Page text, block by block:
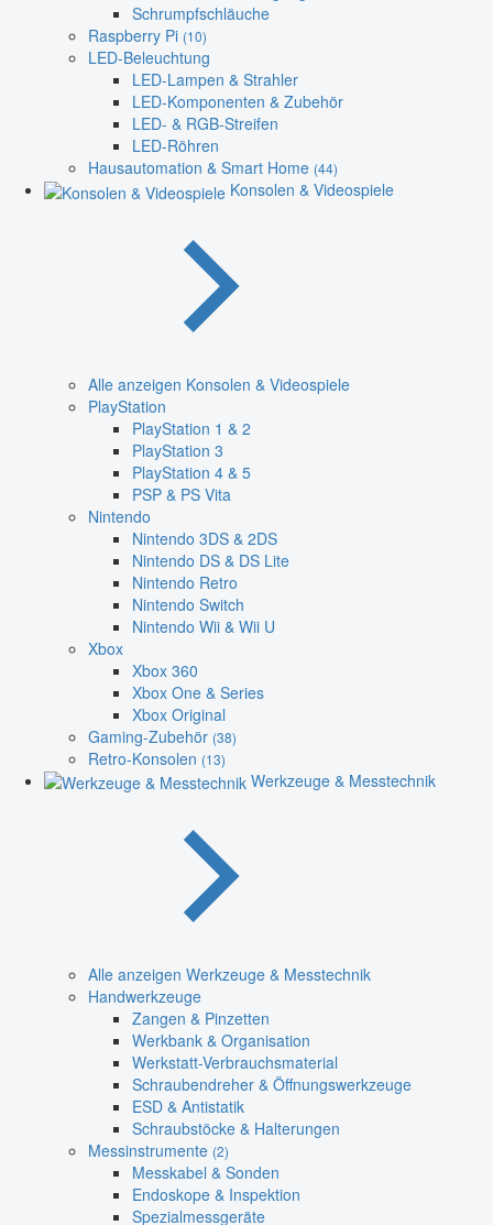
Schrumpfschläuche
Raspberry Pi (10)
LED-Beleuchtung
LED-Lampen & Strahler
LED-Komponenten & Zubehör
LED- & RGB-Streifen
LED-Röhren
Hausautomation & Smart Home (44)
Konsolen & Videospiele
Alle anzeigen Konsolen & Videospiele
PlayStation
PlayStation 1 & 2
PlayStation 3
PlayStation 4 & 5
PSP & PS Vita
Nintendo
Nintendo 3DS & 2DS
Nintendo DS & DS Lite
Nintendo Retro
Nintendo Switch
Nintendo Wii & Wii U
Xbox
Xbox 360
Xbox One & Series
Xbox Original
Gaming-Zubehör (38)
Retro-Konsolen (13)
Werkzeuge & Messtechnik
Alle anzeigen Werkzeuge & Messtechnik
Handwerkzeuge
Zangen & Pinzetten
Werkbank & Organisation
Werkstatt-Verbrauchsmaterial
Schraubendreher & Öffnungswerkzeuge
ESD & Antistatik
Schraubstöcke & Halterungen
Messinstrumente (2)
Messkabel & Sonden
Endoskope & Inspektion
Spezialmessgeräte